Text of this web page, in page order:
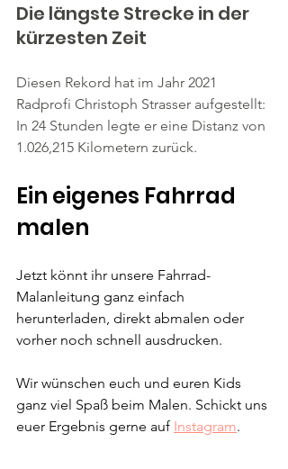
Die längste Strecke in der
kürzesten Zeit
Diesen Rekord hat im Jahr 2021
Radprofi Christoph Strasser aufgestellt:
In 24 Stunden legte er eine Distanz von
1.026,215 Kilometern zurück.
Ein eigenes Fahrrad
malen
Jetzt könnt ihr unsere Fahrrad-
Malanleitung ganz einfach
herunterladen, direkt abmalen oder
vorher noch schnell ausdrucken.
Wir wünschen euch und euren Kids
ganz viel Spaß beim Malen. Schickt uns
euer Ergebnis gerne auf Instagram.